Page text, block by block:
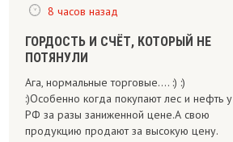
8 часов назад
ГОРДОСТЬ И СЧЁТ, КОТОРЫЙ НЕ
ПОТЯНУЛИ
Ага, нормальные торговые.... :) :)
:)Особенно когда покупают лес и нефть у
РФ за разы заниженной цене.А свою
продукцию продают за высокую цену.